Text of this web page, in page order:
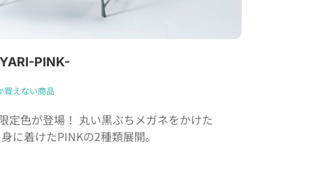
PINK-
買えない商品
定色が登場！ 丸い黒ぶちメガネをかけた
に着けたPINKの2種類展開。